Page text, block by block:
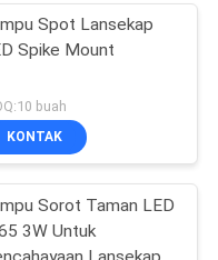
Spot Lansekap
Spike Mount
buah
KONTAK
Sorot Taman LED
3W Untuk